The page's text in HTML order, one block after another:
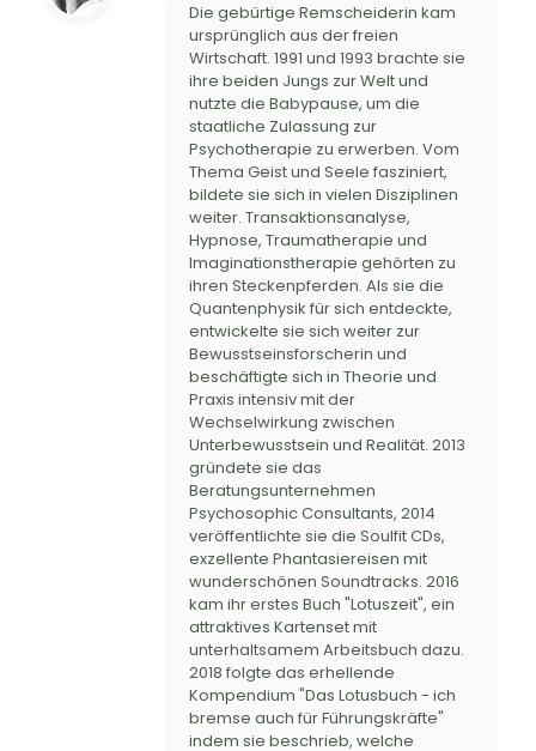
Die gebürtige Remscheiderin kam
ursprünglich aus der freien
Wirtschaft. 1991 und 1993 brachte sie
ihre beiden Jungs zur Welt und
nutzte die Babypause, um die
staatliche Zulassung zur
Psychotherapie zu erwerben. Vom
Thema Geist und Seele fasziniert,
bildete sie sich in vielen Disziplinen
weiter. Transaktionsanalyse,
Hypnose, Traumatherapie und
Imaginationstherapie gehörten zu
ihren Steckenpferden. Als sie die
Quantenphysik für sich entdeckte,
entwickelte sie sich weiter zur
Bewusstseinsforscherin und
beschäftigte sich in Theorie und
Praxis intensiv mit der
Wechselwirkung zwischen
Unterbewusstsein und Realität. 2013
gründete sie das
Beratungsunternehmen
Psychosophic Consultants, 2014
veröffentlichte sie die Soulfit CDs,
exzellente Phantasiereisen mit
wunderschönen Soundtracks. 2016
kam ihr erstes Buch "Lotuszeit", ein
attraktives Kartenset mit
unterhaltsamem Arbeitsbuch dazu.
2018 folgte das erhellende
Kompendium "Das Lotusbuch - ich
bremse auch für Führungskräfte"
indem sie beschrieb, welche